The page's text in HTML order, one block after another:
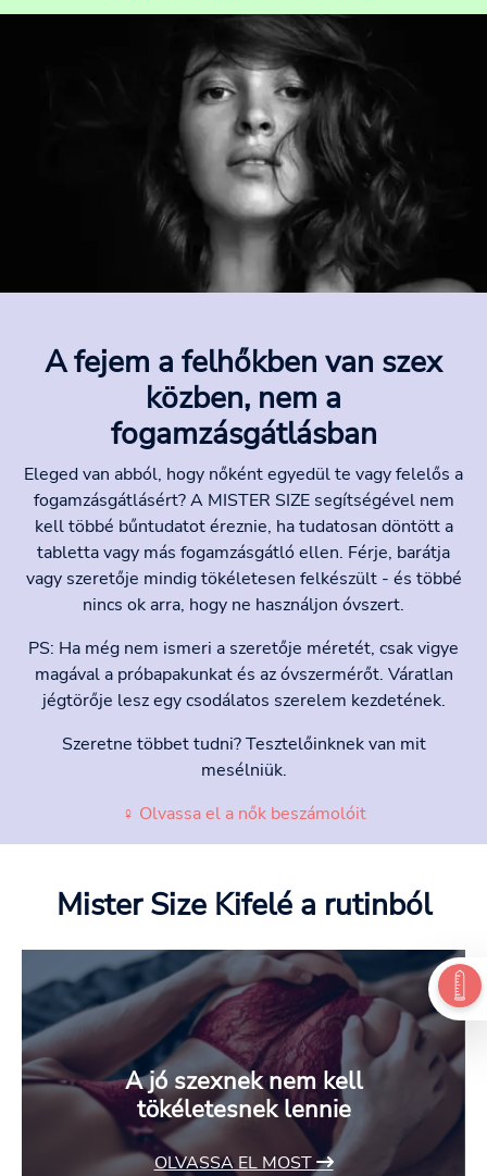
A fejem a felhőkben van szex
közben, nem a
fogamzásgátlásban
Eleged van abból, hogy nőként egyedül te vagy felelős a
fogamzásgátlásért? A MISTER SIZE segítségével nem
kell többé bűntudatot éreznie, ha tudatosan döntött a
tabletta vagy más fogamzásgátló ellen. Férje, barátja
vagy szeretője mindig tökéletesen felkészült - és többé
nincs ok arra, hogy ne használjon óvszert.
PS: Ha még nem ismeri a szeretője méretét, csak vigye
magával a próbapakunkat és az óvszermérőt. Váratlan
jégtörője lesz egy csodálatos szerelem kezdetének.
Szeretne többet tudni? Tesztelőinknek van mit
mesélniük.
♀ Olvassa el a nők beszámolóit
Mister Size Kifelé a rutinból
A jó szexnek nem kell
tökéletesnek lennie
OLVASSA EL MOST